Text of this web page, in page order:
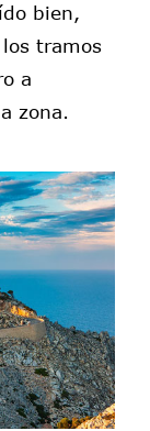
bien,
tramos
a
zona.